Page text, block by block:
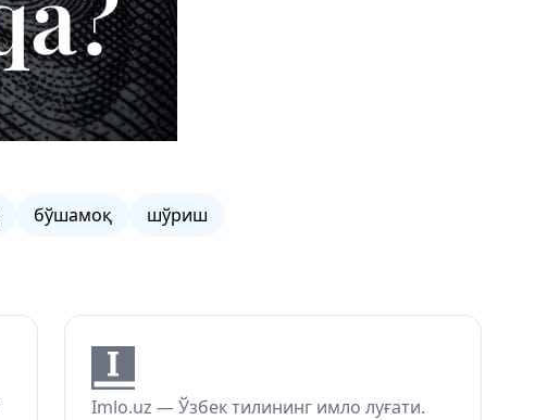
бўшамоқ шўриш
Imlo.uz — Ўзбек тилининг имло луғати.